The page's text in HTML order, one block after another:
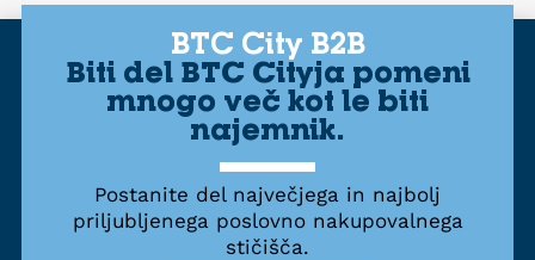
BTC City B2B
Biti del BTC Cityja pomeni
mnogo več kot le biti
najemnik.
Postanite del največjega in najbolj
priljubljenega poslovno nakupovalnega
stičišča.